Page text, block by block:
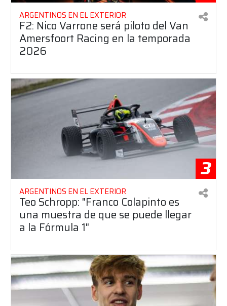
ARGENTINOS EN EL EXTERIOR
F2: Nico Varrone será piloto del Van
Amersfoort Racing en la temporada
2026
3
ARGENTINOS EN EL EXTERIOR
Teo Schropp: "Franco Colapinto es
una muestra de que se puede llegar
a la Fórmula 1"